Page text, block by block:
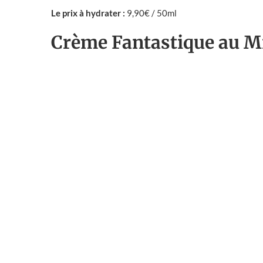
Le prix à hydrater : 9,90€ / 50ml
Crème Fantastique au